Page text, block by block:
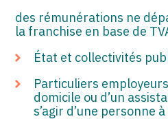
des rémunérations ne
la franchise en base de
État et collectivités
Particuliers
domicile ou d’un
s’agir d’une personne